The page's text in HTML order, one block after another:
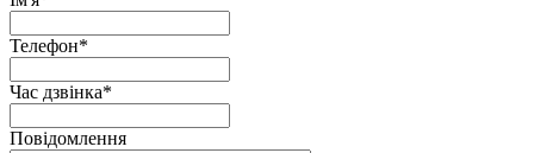
Телефон*
Час дзвінка*
Повідомлення